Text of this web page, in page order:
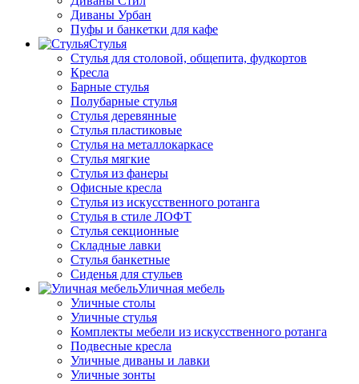
Диваны Урбан
Пуфы и банкетки для кафе
Стулья
Стулья для столовой, общепита, фудкортов
Кресла
Барные стулья
Полубарные стулья
Стулья деревянные
Стулья пластиковые
Стулья на металлокаркасе
Стулья мягкие
Стулья из фанеры
Офисные кресла
Стулья из искусственного ротанга
Стулья в стиле ЛОФТ
Стулья секционные
Складные лавки
Стулья банкетные
Сиденья для стульев
Уличная мебель
Уличные столы
Уличные стулья
Комплекты мебели из искусственного ротанга
Подвесные кресла
Уличные диваны и лавки
Уличные зонты